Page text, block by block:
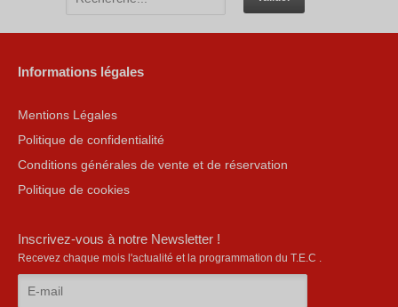
Informations légales
Mentions Légales
Politique de confidentialité
Conditions générales de vente et de réservation
Politique de cookies
Inscrivez-vous à notre Newsletter !
Recevez chaque mois l'actualité et la programmation du T.E.C .